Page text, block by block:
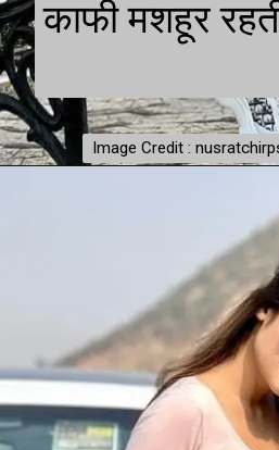
Image Credit :
काफी मशहूर